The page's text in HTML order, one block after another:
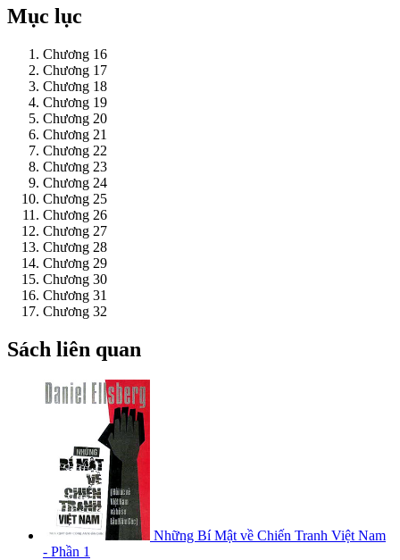
Mục lục
Chương 16
Chương 17
Chương 18
Chương 19
Chương 20
Chương 21
Chương 22
Chương 23
Chương 24
Chương 25
Chương 26
Chương 27
Chương 28
Chương 29
Chương 30
Chương 31
Chương 32
Sách liên quan
Những Bí Mật về Chiến Tranh Việt Nam
- Phần 1